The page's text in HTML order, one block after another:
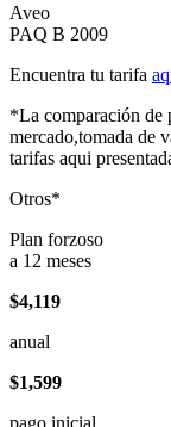
Aveo
PAQ B 2009
Encuentra tu tarifa
*La comparación de
mercado,tomada de
tarifas aqui
Otros*
Plan forzoso
a 12 meses
$4,119
anual
$1,599
pago inicial